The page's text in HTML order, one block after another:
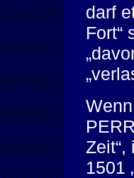
darf
Fort“
Zeit“,
1501